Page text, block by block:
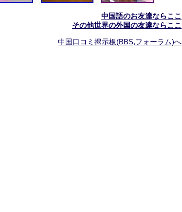
中国語のお友達ならここ
その他世界の外国の友達ならここ
中国口コミ掲示板(BBS,フォーラム)へ